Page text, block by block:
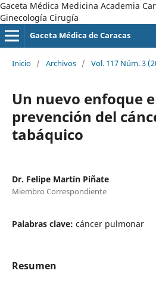
Gaceta Médica Medicina Academia
Ginecología Cirugía
Gaceta Médica de Caracas
Inicio / Archivos / Vol. 117 Núm. 3
Un nuevo enfoque
prevención del
tabáquico
Dr. Felipe Martín Piñate
Miembro Correspondiente
Palabras clave: cáncer pulmonar
Resumen